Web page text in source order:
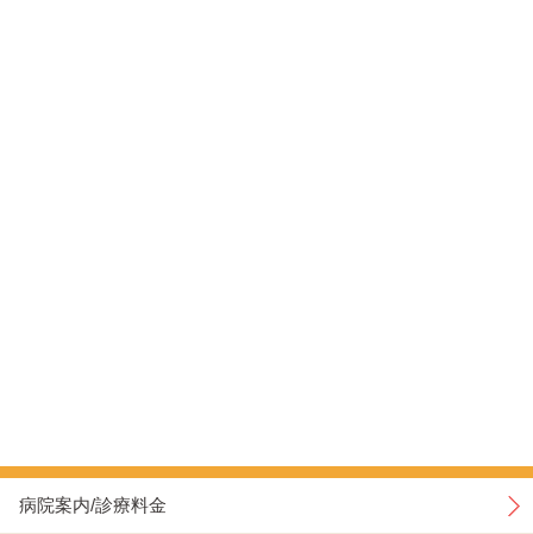
病院案内/診療料金